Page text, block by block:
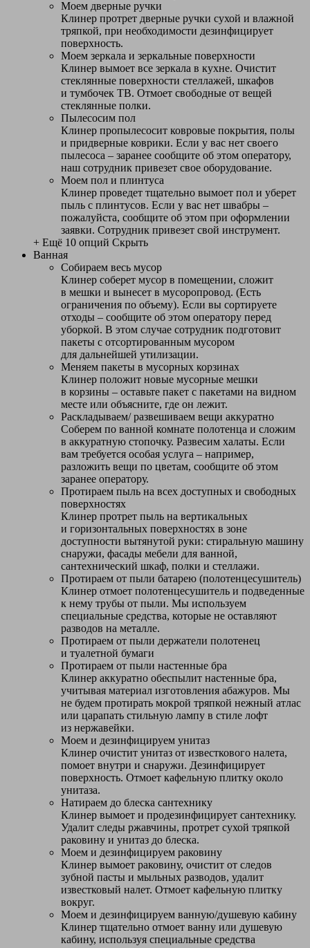
Моем дверные ручки
Клинер протрет дверные ручки сухой и влажной
тряпкой, при необходимости дезинфицирует
поверхность.
Моем зеркала и зеркальные поверхности
Клинер вымоет все зеркала в кухне. Очистит
стеклянные поверхности стеллажей, шкафов
и тумбочек ТВ. Отмоет свободные от вещей
стеклянные полки.
Пылесосим пол
Клинер пропылесосит ковровые покрытия, полы
и придверные коврики. Если у вас нет своего
пылесоса – заранее сообщите об этом оператору,
наш сотрудник привезет свое оборудование.
Моем пол и плинтуса
Клинер проведет тщательно вымоет пол и уберет
пыль с плинтусов. Если у вас нет швабры –
пожалуйста, сообщите об этом при оформлении
заявки. Сотрудник привезет свой инструмент.
+ Ещё 10 опций Скрыть
Ванная
Собираем весь мусор
Клинер соберет мусор в помещении, сложит
в мешки и вынесет в мусоропровод. (Есть
ограничения по объему). Если вы сортируете
отходы – сообщите об этом оператору перед
уборкой. В этом случае сотрудник подготовит
пакеты с отсортированным мусором
для дальнейшей утилизации.
Меняем пакеты в мусорных корзинах
Клинер положит новые мусорные мешки
в корзины – оставьте пакет с пакетами на видном
месте или объясните, где он лежит.
Раскладываем/ развешиваем вещи аккуратно
Соберем по ванной комнате полотенца и сложим
в аккуратную стопочку. Развесим халаты. Если
вам требуется особая услуга – например,
разложить вещи по цветам, сообщите об этом
заранее оператору.
Протираем пыль на всех доступных и свободных
поверхностях
Клинер протрет пыль на вертикальных
и горизонтальных поверхностях в зоне
доступности вытянутой руки: стиральную машину
снаружи, фасады мебели для ванной,
сантехнический шкаф, полки и стеллажи.
Протираем от пыли батарею (полотенцесушитель)
Клинер отмоет полотенцесушитель и подведенные
к нему трубы от пыли. Мы используем
специальные средства, которые не оставляют
разводов на металле.
Протираем от пыли держатели полотенец
и туалетной бумаги
Протираем от пыли настенные бра
Клинер аккуратно обеспылит настенные бра,
учитывая материал изготовления абажуров. Мы
не будем протирать мокрой тряпкой нежный атлас
или царапать стильную лампу в стиле лофт
из нержавейки.
Моем и дезинфицируем унитаз
Клинер очистит унитаз от известкового налета,
помоет внутри и снаружи. Дезинфицирует
поверхность. Отмоет кафельную плитку около
унитаза.
Натираем до блеска сантехнику
Клинер вымоет и продезинфицирует сантехнику.
Удалит следы ржавчины, протрет сухой тряпкой
раковину и унитаз до блеска.
Моем и дезинфицируем раковину
Клинер вымоет раковину, очистит от следов
зубной пасты и мыльных разводов, удалит
известковый налет. Отмоет кафельную плитку
вокруг.
Моем и дезинфицируем ванную/душевую кабину
Клинер тщательно отмоет ванну или душевую
кабину, используя специальные средства